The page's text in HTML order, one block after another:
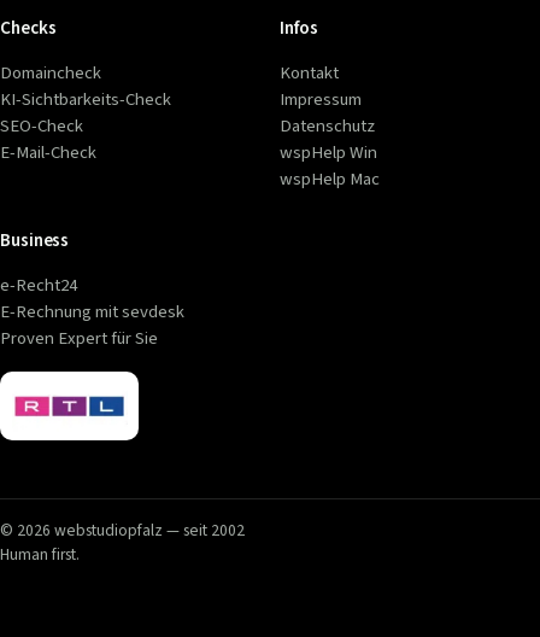
Checks
Domaincheck
KI-Sichtbarkeits-Check
SEO-Check
E-Mail-Check
Infos
Kontakt
Impressum
Datenschutz
wspHelp Win
wspHelp Mac
Business
e-Recht24
E-Rechnung mit sevdesk
Proven Expert für Sie
© 2026 webstudiopfalz — seit 2002
Human first.